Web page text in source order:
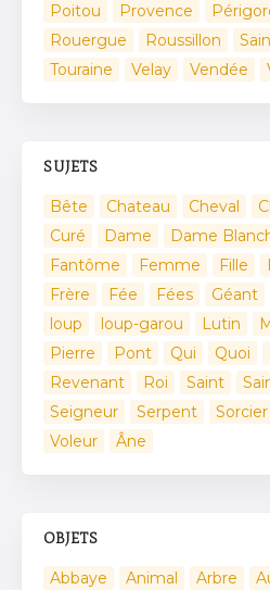
Poitou
Provence
Rouergue
Roussillon
Touraine
Velay Vendée
SUJETS
Bête Chateau Cheval
Curé
Dame Dame
Fantôme
Femme Fille
Frère
Fée Fées Géant
loup
loup-garou Lutin
Pierre
Pont Qui Quoi
Revenant
Roi Saint
Seigneur
Serpent Sorcier
Voleur
Âne
OBJETS
Abbaye Animal Arbre